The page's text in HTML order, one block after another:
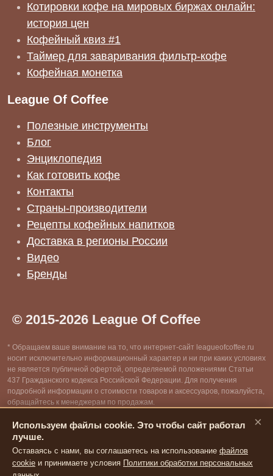
Котировки кофе на мировых биржах онлайн:
история цен
Кофейный квиз #1
Таймер для заваривания фильтр-кофе
Кофейная монетка
League Of Coffee
Полезные инструменты
Блог
Энциклопедия
Как готовить кофе
Контакты
Страны-производители
Рецепты кофейных напитков
Доставка в регионы России
Видео
Бренды
© 2015-2026 League Of Coffee
* Обращаем ваше внимание на то, что интернет-сайт leagueofcoffee.ru
носит исключительно информационный характер и ни при каких условиях
не является публичной офертой, определяемой положениями Статьи
437 Гражданского кодекса Российской Федерации. Для получения
подробной информации о стоимости товаров и аксессуаров, пожалуйста,
обращайтесь к менеджерам по продажам.
** Информация собрана из открытых источников сети интернет, все
авторские права защищены. Администрация сайта вправе удалять
информацию, размещенную на сайте, по запросу от правообладателей,
их представителей или ответственных органов государственной власти
РФ, в случае нарушения закона.
Используем файлы cookie. Это чтобы сайт работал
лучше.
Оставаясь с нами, вы соглашаетесь на использование файлов
cookie и принимаете условия Политики обработки персональных
×